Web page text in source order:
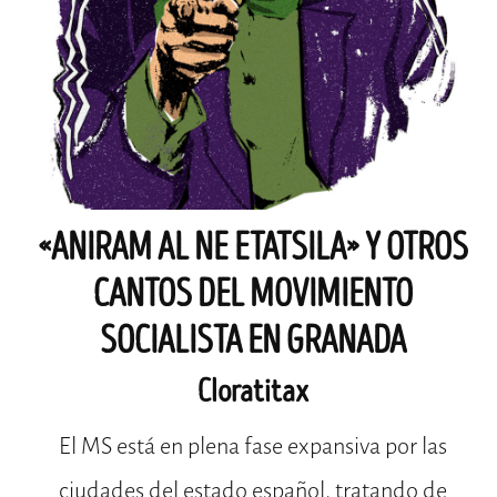
«ANIRAM AL NE ETATSILA» Y OTROS
CANTOS DEL MOVIMIENTO
SOCIALISTA EN GRANADA
Cloratitax
El MS está en plena fase expansiva por las
ciudades del estado español, tratando de